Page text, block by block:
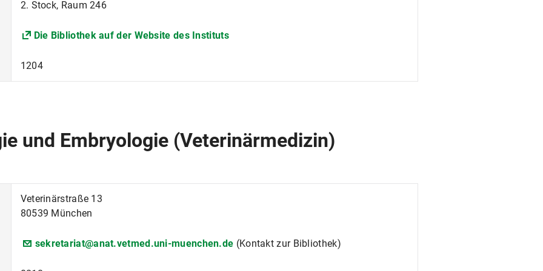
Kleintierklinik
Öffentliches Recht, Europarecht und Rechtsphilosophie
2. Stock, Raum 246
Die Bibliothek auf der Website des Instituts
1204
und Embryologie (Veterinärmedizin)
Veterinärstraße 13
80539 München
sekretariat@anat.vetmed.uni-muenchen.de (Kontakt zur Bibliothek)